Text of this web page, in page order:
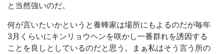
と当然強いのだ。
何が言いたいかというと養蜂家は場所にもよるのだが毎年
3月くらいにキンリョウヘンを咲かし一番群れを誘因する
ことを良しとしているのだと思う。まぁ私はそう言う所の